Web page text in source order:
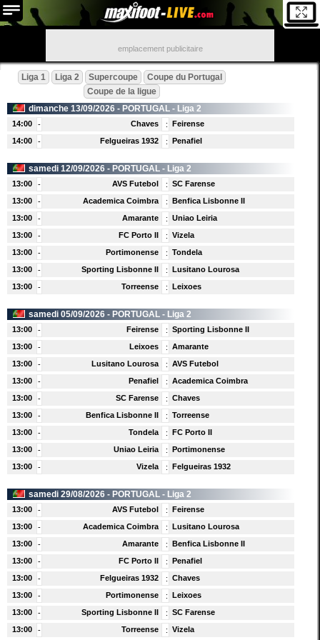
emplacement publicitaire
Liga 1 Liga 2 Supercoupe
Coupe du Portugal
Coupe de la ligue
dimanche 13/09/2026 - PORTUGAL - Liga 2
14:00 - Chaves :
Feirense
14:00
- Felgueiras 1932 : Penafiel
samedi 12/09/2026 - PORTUGAL - Liga 2
13:00 - AVS Futebol : SC Farense
13:00
- Academica Coimbra :
Benfica Lisbonne II
13:00
- Amarante : Uniao Leiria
13:00
- FC Porto II : Vizela
13:00
- Portimonense : Tondela
13:00
- Sporting Lisbonne II :
Lusitano Lourosa
13:00
- Torreense : Leixoes
samedi 05/09/2026 - PORTUGAL - Liga 2
13:00 - Feirense : Sporting Lisbonne II
13:00
- Leixoes : Amarante
13:00
- Lusitano Lourosa : AVS Futebol
13:00
- Penafiel : Academica Coimbra
13:00
- SC Farense : Chaves
13:00
- Benfica Lisbonne II : Torreense
13:00
- Tondela :
FC Porto II
13:00
- Uniao Leiria :
Portimonense
13:00
- Vizela : Felgueiras 1932
samedi 29/08/2026 - PORTUGAL - Liga 2
13:00 - AVS Futebol :
Feirense
13:00
- Academica Coimbra :
Lusitano Lourosa
13:00
- Amarante :
Benfica Lisbonne II
13:00
- FC Porto II :
Penafiel
13:00
- Felgueiras 1932 : Chaves
13:00
- Portimonense :
Leixoes
13:00
- Sporting Lisbonne II : SC Farense
13:00
- Torreense : Vizela